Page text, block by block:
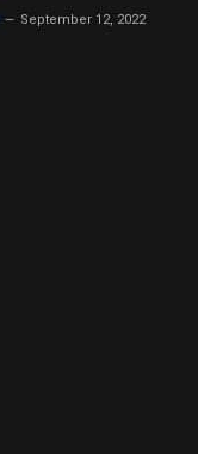
September 12, 2022